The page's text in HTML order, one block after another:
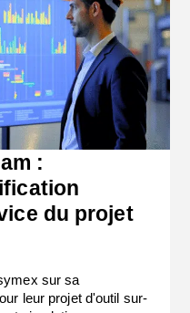
:
du projet
sur sa
leur projet d'outil sur-